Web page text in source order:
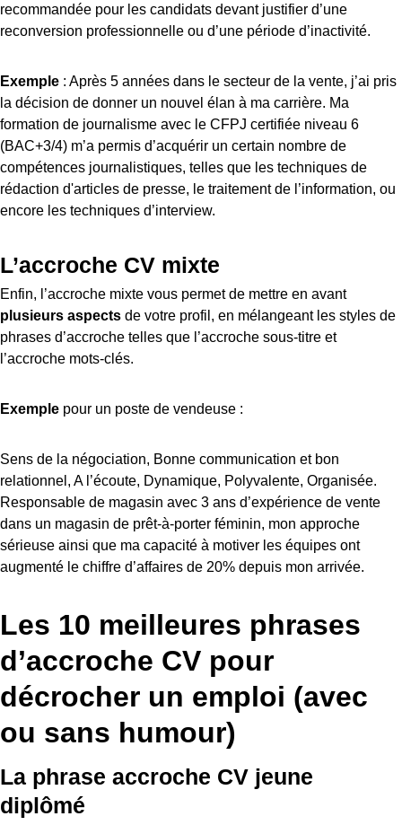
recommandée pour les candidats devant justifier d’une
reconversion professionnelle ou d’une période d’inactivité.
Exemple : Après 5 années dans le secteur de la vente, j’ai pris
la décision de donner un nouvel élan à ma carrière. Ma
formation de journalisme avec le CFPJ certifiée niveau 6
(BAC+3/4) m’a permis d’acquérir un certain nombre de
compétences journalistiques, telles que les techniques de
rédaction d'articles de presse, le traitement de l’information, ou
encore les techniques d’interview.
L’accroche CV mixte
Enfin, l’accroche mixte vous permet de mettre en avant
plusieurs aspects de votre profil, en mélangeant les styles de
phrases d’accroche telles que l’accroche sous-titre et
l’accroche mots-clés.
Exemple pour un poste de vendeuse :
Sens de la négociation, Bonne communication et bon
relationnel, A l’écoute, Dynamique, Polyvalente, Organisée.
Responsable de magasin avec 3 ans d’expérience de vente
dans un magasin de prêt-à-porter féminin, mon approche
sérieuse ainsi que ma capacité à motiver les équipes ont
augmenté le chiffre d’affaires de 20% depuis mon arrivée.
Les 10 meilleures phrases
d’accroche CV pour
décrocher un emploi (avec
ou sans humour)
La phrase accroche CV jeune
diplômé